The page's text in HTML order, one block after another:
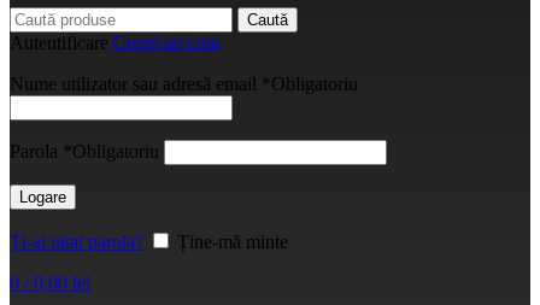
Caută
Autentificare Creați un cont
Nume utilizator sau adresă email *Obligatoriu
Parola *Obligatoriu
Logare
Ți-ai uitat parola?
Ține-mă minte
0 / 0,00 lei